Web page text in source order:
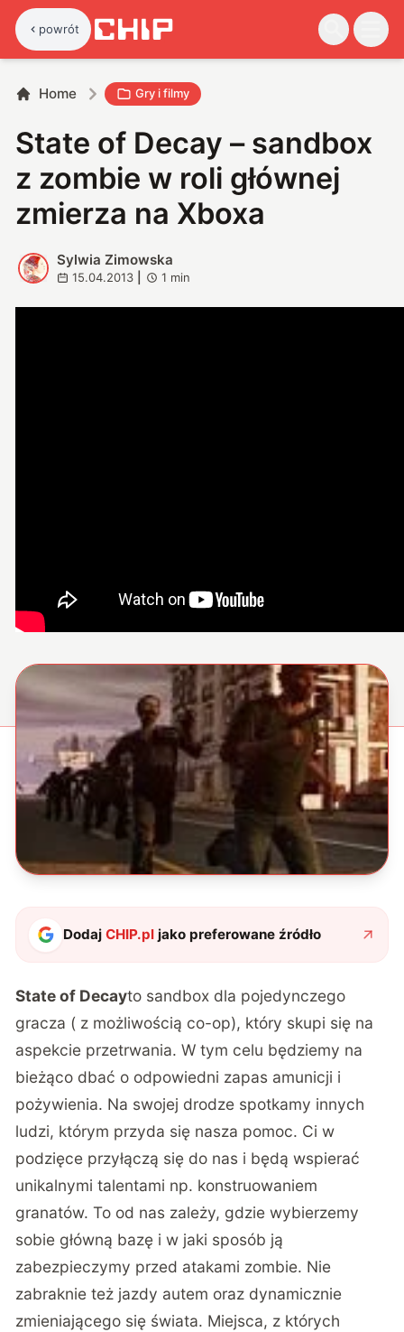
powrót
Home Gry i filmy
State of Decay – sandbox
z zombie w roli głównej
zmierza na Xboxa
S
Sylwia Zimowska
15.04.2013 1 min
DodajCHIP.pl jako preferowane źródło
State of Decayto sandbox dla pojedynczego
gracza ( z możliwością co-op), który skupi się na
aspekcie przetrwania. W tym celu będziemy na
bieżąco dbać o odpowiedni zapas amunicji i
pożywienia. Na swojej drodze spotkamy innych
ludzi, którym przyda się nasza pomoc. Ci w
podzięce przyłączą się do nas i będą wspierać
unikalnymi talentami np. konstruowaniem
granatów. To od nas zależy, gdzie wybierzemy
sobie główną bazę i w jaki sposób ją
zabezpieczymy przed atakami zombie. Nie
zabraknie też jazdy autem oraz dynamicznie
zmieniającego się świata. Miejsca, z których